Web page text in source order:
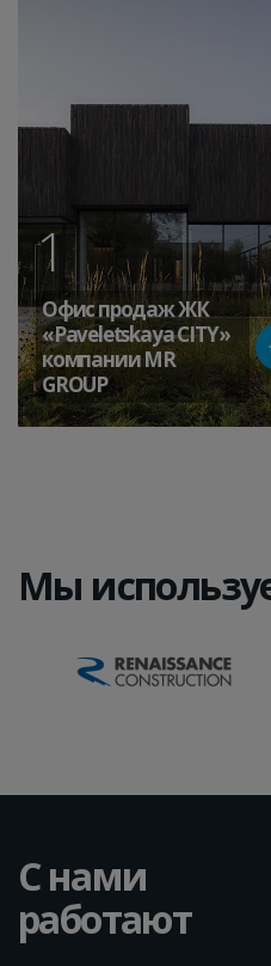
1
Офис продаж ЖК
«Paveletskaya СITY»
компании MR
GROUP
Мы
С нами
работают